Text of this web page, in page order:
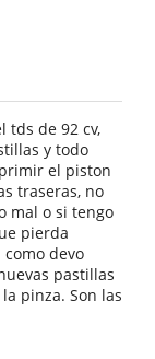
tds de 92 cv,
y todo
el piston
traseras, no
mal o si tengo
pierda
devo
pastillas
pinza. Son las